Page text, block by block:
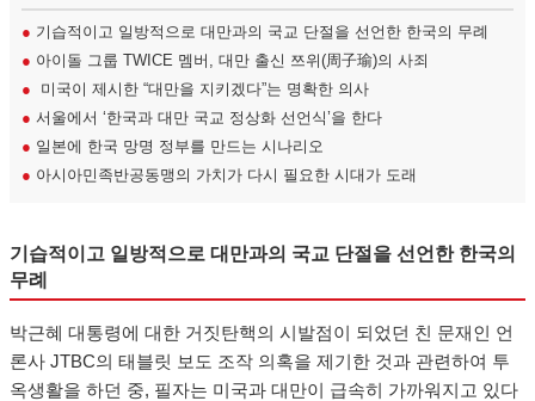
● 기습적이고 일방적으로 대만과의 국교 단절을 선언한 한국의 무례
● 아이돌 그룹 TWICE 멤버, 대만 출신 쯔위(周子瑜)의 사죄
● 미국이 제시한 “대만을 지키겠다”는 명확한 의사
● 서울에서 ‘한국과 대만 국교 정상화 선언식’을 한다
● 일본에 한국 망명 정부를 만드는 시나리오
● 아시아민족반공동맹의 가치가 다시 필요한 시대가 도래
기습적이고 일방적으로 대만과의 국교 단절을 선언한 한국의
무례
박근혜 대통령에 대한 거짓탄핵의 시발점이 되었던 친 문재인 언
론사 JTBC의 태블릿 보도 조작 의혹을 제기한 것과 관련하여 투
옥생활을 하던 중, 필자는 미국과 대만이 급속히 가까워지고 있다